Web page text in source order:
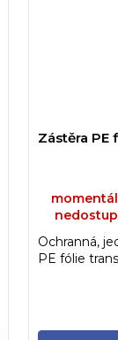
Zástěra PE
Ochranná,
PE fólie